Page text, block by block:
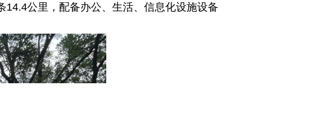
公里，配备办公、生活、信息化设施设备